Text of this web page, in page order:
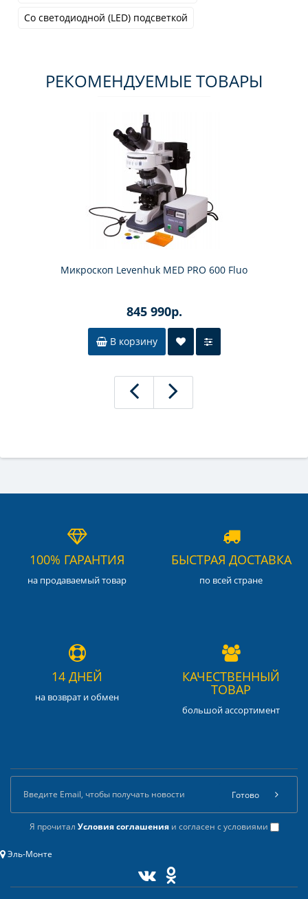
Со светодиодной (LED) подсветкой
РЕКОМЕНДУЕМЫЕ ТОВАРЫ
Микроскоп Levenhuk MED PRO 600 Fluo
845 990р.
В корзину
100% ГАРАНТИЯ
на продаваемый товар
БЫСТРАЯ ДОСТАВКА
по всей стране
14 ДНЕЙ
на возврат и обмен
КАЧЕСТВЕННЫЙ
ТОВАР
большой ассортимент
Я прочитал Условия соглашенияи согласен с условиями
Готово
Эль-Монте